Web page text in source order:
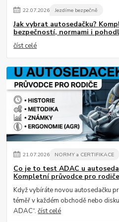
22.07.2026 Jezdíme bezpečně
Jak vybrat autosedačku?
bezpečností, normami i
číst celé
21.07.2026 NORMY a CERTIFIKACE
Co je to test ADAC u
Kompletní průvodce pro rodiče
Když vybíráte novou autosedačku
téměř v každém obchodě nebo
ADAC“.číst celé